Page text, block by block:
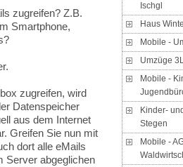
zugreifen? Z.B.
Smartphone,
zugreifen, wird
Datenspeicher
aus dem Internet
Greifen Sie nun mit
dort alle eMails
Server abgeglichen
Ischgl
Haus
Mobile -
Umzüge
Mobile -
Kinder-
Stegen
Mobile -